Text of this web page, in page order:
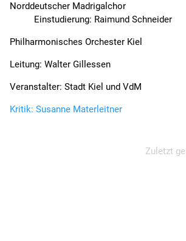
Norddeutscher Madrigalchor
Einstudierung: Raimund Schneider
Philharmonisches Orchester Kiel
Leitung: Walter Gillessen
Veranstalter: Stadt Kiel und VdM
Kritik: Susanne Materleitner
Zuletzt